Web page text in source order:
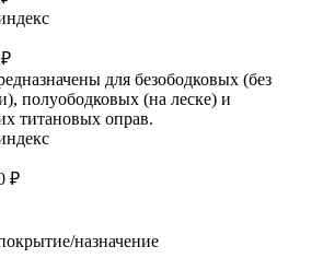
для безободковых (без
полуободковых (на леске) и
титановых оправ.
₽
назначение